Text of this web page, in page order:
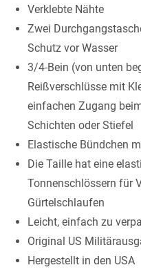
Verklebte Nähte
Zwei
Schutz vor Wasser
3/4-Bein (von unten
Reißverschlüsse mit
einfachen Zugang
Schichten oder Stiefel
Elastische Bündchen
Die Taille hat eine
Tonnenschlössern für
Gürtelschlaufen
Leicht, einfach zu
Original US
Hergestellt in den USA